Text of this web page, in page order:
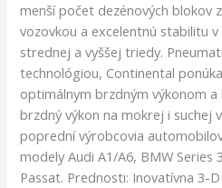
menší počet dezénových blokov
vozovkou a excelentnú stabilitu
strednej a vyššej triedy.
technológiou, Continental
optimálnym brzdným výkonom a
brzdný výkon na mokrej i suchej
poprední výrobcovia
modely Audi A1/A6, BMW Series
Passat. Prednosti: Inovatívna 3-